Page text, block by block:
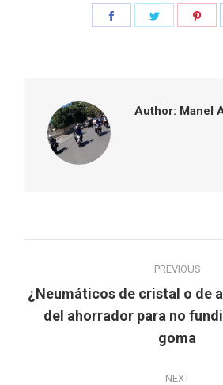
Author: Manel
navigation
PREVIOUS
Previous
post:
¿Neumáticos de cristal o de
del ahorrador para no
goma
NEXT